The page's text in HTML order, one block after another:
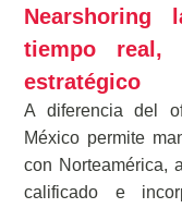
Nearshoring
tiempo real,
estratégico
A diferencia del
México permite
con Norteamérica,
calificado e